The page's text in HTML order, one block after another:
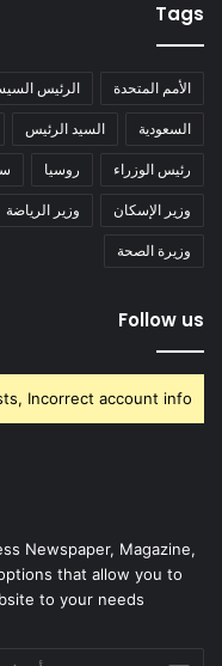
Tags
الأمم المتحدة الرئيس
السعودية السيد الرئيس
رئيس الوزراء روسيا
وزير الإسكان وزير الرياضة
وزيرة الصحة
Follow us
Incorrect account info.
Newspaper, Magazine,
that allow you to
to your needs.